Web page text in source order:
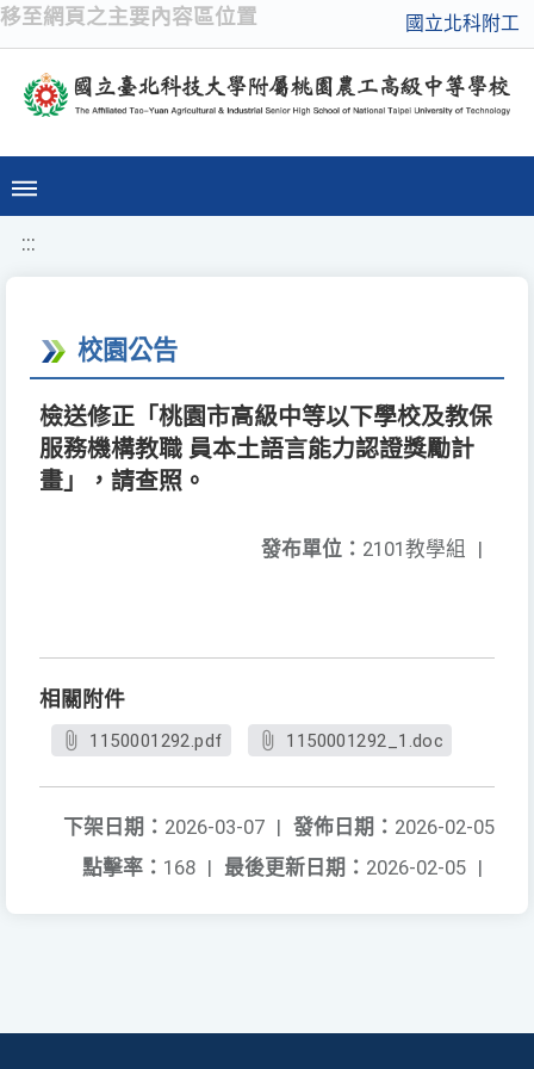
移至網頁之主要內容區位置 國立北科附工
:::
校園公告
檢送修正「桃園市高級中等以下學校及教保
服務機構教職 員本土語言能力認證獎勵計
畫」，請查照。
發布單位： 2101教學組 |
相關附件
1150001292.pdf 1150001292_1.doc
發佈日期： 2026-02-05
下架日期： 2026-03-07 |
最後更新日期： 2026-02-05 |
點擊率： 168 |